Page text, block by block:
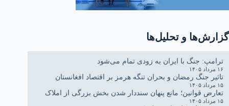
گزارش‌ها و تحلیل‌ها
ترامپ: جنگ با ایران به زودی تمام می‌شود
۱۶ مرداد ۱۴۰۵
تاثیر جنگ رمضان و بحران تنگه هرمز بر اقتصاد افغانستان
۱۵ مرداد ۱۴۰۵
تعارض قوانین؛ مانع پنهان سنددار شدن بخش بزرگی از املاک
۱۵ مرداد ۱۴۰۵